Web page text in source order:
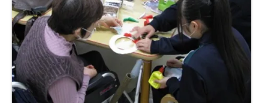
元町デイケア
三田デイケア
滝町デイケア
デイケアブログ